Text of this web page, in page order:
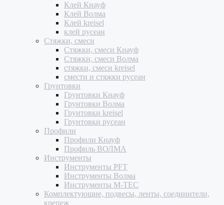
Клей Кнауф
Клей Волма
Клей kreisel
клей русеан
Стяжки, смеси
Стяжки, смеси Кнауф
Стяжки, смеси Волма
стяжки, смеси kreisel
смести и стяжки русеан
Грунтовки
Грунтовки Кнауф
Грунтовки Волма
Грунтовки kreisel
Грунтовки русеан
Профили
Профили Кнауф
Профиль ВОЛМА
Инструменты
Инструменты PFT
Инструменты Волма
Инструменты M-TEC
Комплектующие, подвесы, ленты, соединители,
крепеж